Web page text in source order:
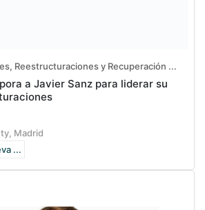
Reestructuraciones y Recuperación ...
a Javier Sanz para liderar su
Madrid
...